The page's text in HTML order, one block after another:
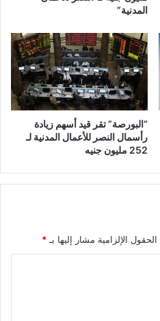
المدنية”
“البورصة” تقر قيد أسهم زيادة
رأسمال النصر للأعمال المدنية لـ
252 مليون جنيه
الحقول الإلزامية مشار إليها بـ*